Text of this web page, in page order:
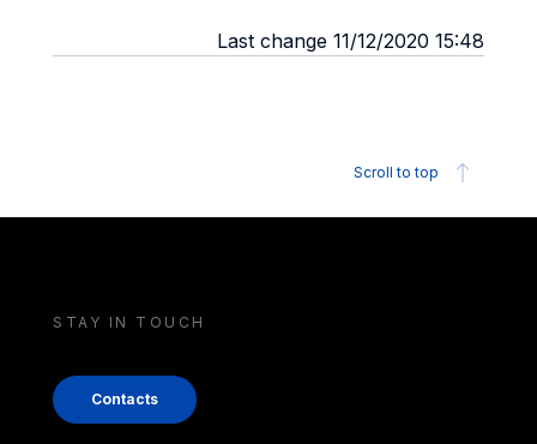
Last change 11/12/2020 15:48
Scroll to top
STAY IN TOUCH
Contacts